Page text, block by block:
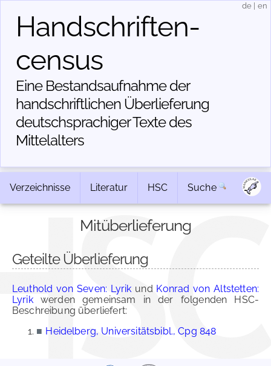
Handschriften­
census
Eine Bestandsaufnahme der
handschriftlichen Über­lieferung
deutschsprachiger Texte des
Mittelalters
de en
Verzeichnisse Literatur HSC Suche
Mitüberlieferung
Geteilte Überlieferung
Leuthold von Seven: Lyrik und Konrad von Altstetten:
Lyrikwerden gemeinsam in der folgenden HSC-
Beschreibung überliefert:
■ Heidelberg, Universitätsbibl., Cpg 848